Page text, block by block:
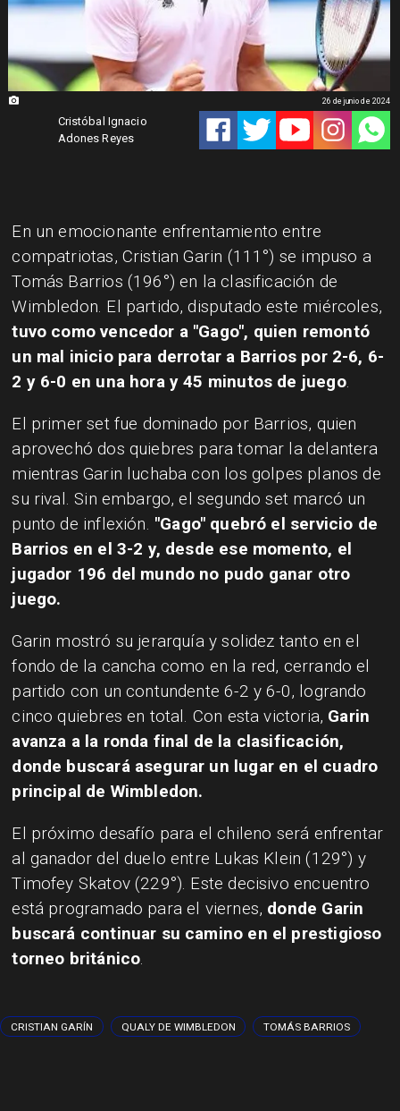
Cristóbal Ignacio
Adones Reyes
26 de junio de 2024
En un emocionante enfrentamiento entre
compatriotas, Cristian Garin (111°) se impuso a
Tomás Barrios (196°) en la clasificación de
Wimbledon. El partido, disputado este miércoles,
tuvo como vencedor a "Gago", quien remontó
un mal inicio para derrotar a Barrios por 2-6, 6-
2 y 6-0 en una hora y 45 minutos de juego.
El primer set fue dominado por Barrios, quien
aprovechó dos quiebres para tomar la delantera
mientras Garin luchaba con los golpes planos de
su rival. Sin embargo, el segundo set marcó un
punto de inflexión. "Gago" quebró el servicio de
Barrios en el 3-2 y, desde ese momento, el
jugador 196 del mundo no pudo ganar otro
juego.
Garin mostró su jerarquía y solidez tanto en el
fondo de la cancha como en la red, cerrando el
partido con un contundente 6-2 y 6-0, logrando
cinco quiebres en total. Con esta victoria, Garin
avanza a la ronda final de la clasificación,
donde buscará asegurar un lugar en el cuadro
principal de Wimbledon.
El próximo desafío para el chileno será enfrentar
al ganador del duelo entre Lukas Klein (129°) y
Timofey Skatov (229°). Este decisivo encuentro
está programado para el viernes, donde Garin
buscará continuar su camino en el prestigioso
torneo británico.
CRISTIAN GARÍN QUALY DE WIMBLEDON TOMÁS BARRIOS